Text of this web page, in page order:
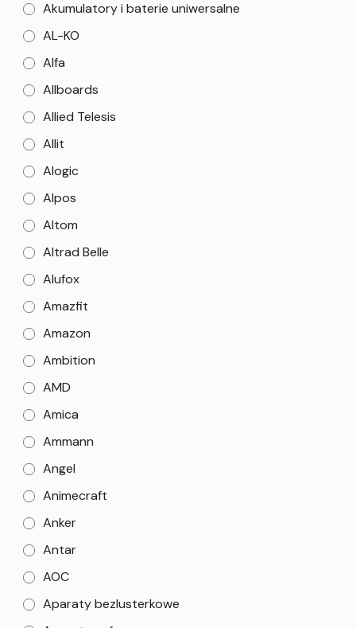
Akumulatory i baterie uniwersalne
AL-KO
Alfa
Allboards
Allied Telesis
Allit
Alogic
Alpos
Altom
Altrad Belle
Alufox
Amazfit
Amazon
Ambition
AMD
Amica
Ammann
Angel
Animecraft
Anker
Antar
AOC
Aparaty bezlusterkowe